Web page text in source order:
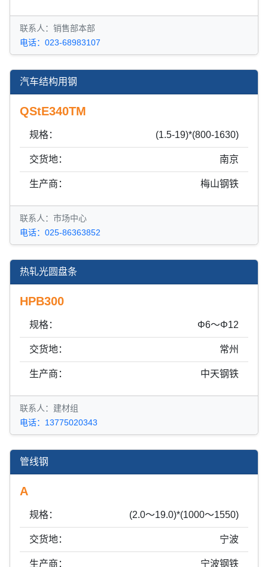
联系人：销售部本部
电话：023-68983107
汽车结构用钢
QStE340TM
规格： (1.5-19)*(800-1630)
交货地： 南京
生产商： 梅山钢铁
联系人：市场中心
电话：025-86363852
热轧光圆盘条
HPB300
规格： Φ6～Φ12
交货地： 常州
生产商： 中天钢铁
联系人：建材组
电话：13775020343
管线钢
A
规格： (2.0～19.0)*(1000～1550)
交货地： 宁波
生产商： 宁波钢铁